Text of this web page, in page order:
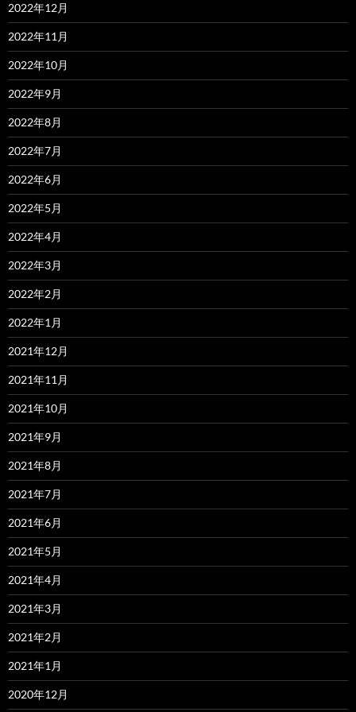
2022年12月
2022年11月
2022年10月
2022年9月
2022年8月
2022年7月
2022年6月
2022年5月
2022年4月
2022年3月
2022年2月
2022年1月
2021年12月
2021年11月
2021年10月
2021年9月
2021年8月
2021年7月
2021年6月
2021年5月
2021年4月
2021年3月
2021年2月
2021年1月
2020年12月